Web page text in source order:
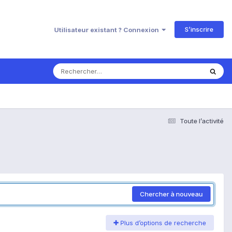
Utilisateur existant ? Connexion S’inscrire
Toute l’activité
Chercher à nouveau
Plus d’options de recherche